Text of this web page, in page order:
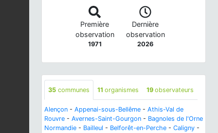
Première
observation
1971
Dernière
observation
2026
35 communes 11 organismes 19 observateurs
Alençon - Appenai-sous-Bellême - Athis-Val de
Rouvre - Avernes-Saint-Gourgon - Bagnoles de l'Orne
Normandie - Bailleul - Belforêt-en-Perche - Caligny -